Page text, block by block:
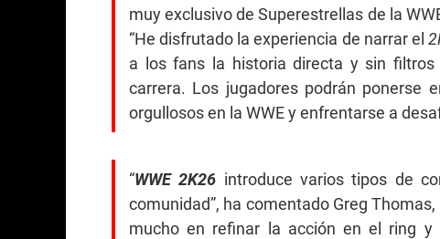
muy exclusivo de Superestrellas de la
“He disfrutado la experiencia de narrar el
a los fans la historia directa y sin
carrera. Los jugadores podrán ponerse
orgullosos en la WWE y enfrentarse a
“WWE 2K26 introduce varios tipos de
comunidad”, ha comentado Greg
mucho en refinar la acción en el ring